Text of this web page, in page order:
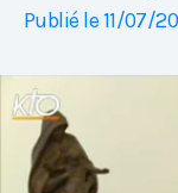
Publié le 11/07/